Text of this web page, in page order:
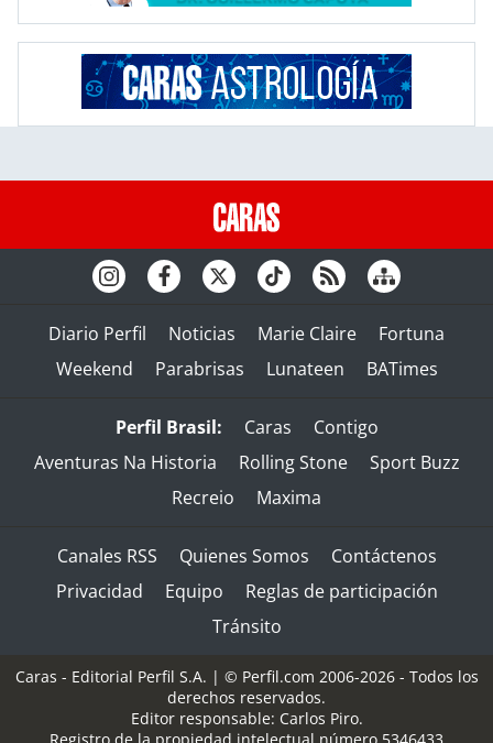
Diario Perfil Noticias Marie Claire
Fortuna
Weekend
Parabrisas Lunateen BATimes
Perfil Brasil: Caras
Contigo
Aventuras Na Historia
Rolling Stone
Sport Buzz
Recreio
Maxima
Canales RSS Quienes Somos
Contáctenos
Privacidad
Equipo
Reglas de participación
Tránsito
Caras - Editorial Perfil S.A. | © Perfil.com 2006-2026 - Todos los
derechos reservados.
Editor responsable: Carlos Piro.